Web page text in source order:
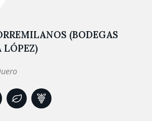
(BODEGAS
LÓPEZ)